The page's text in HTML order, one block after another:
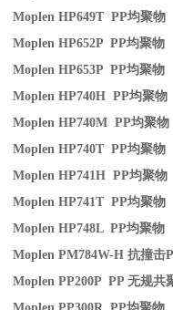
Moplen HP649T PP均聚物
Moplen HP652P PP均聚物
Moplen HP653P PP均聚物
Moplen HP740H PP均聚物
Moplen HP740M PP均聚物
Moplen HP740T PP均聚物
Moplen HP741H PP均聚物
Moplen HP741T PP均聚物
Moplen HP748L PP均聚物
Moplen PM784W-H抗撞击
Moplen PP200P PP无规共